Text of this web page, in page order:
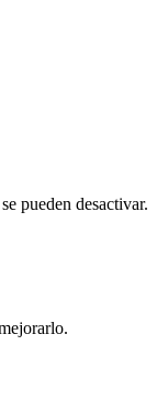
pueden desactivar.